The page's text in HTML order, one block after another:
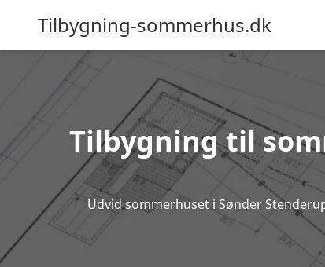
Tilbygning-sommerhus.dk
Tilbygning til
Udvid sommerhuset i Sønder